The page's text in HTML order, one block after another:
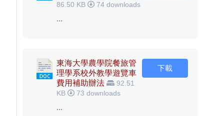
86.50 KB
74 downloads
...
東海大學農學院餐旅管
理學系校外教學遊覽車
費用補助辦法
92.51
KB
73 downloads
...
下載